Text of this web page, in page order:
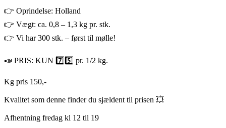
👉 Oprindelse: Holland
👉 Vægt: ca. 0,8 – 1,3 kg pr. stk.
👉 Vi har 300 stk. – først til mølle!
📣 PRIS: KUN 7️⃣5️⃣ pr. 1/2 kg.
Kg pris 150,-
Kvalitet som denne finder du sjældent til prisen 💥
Afhentning fredag kl 12 til 19